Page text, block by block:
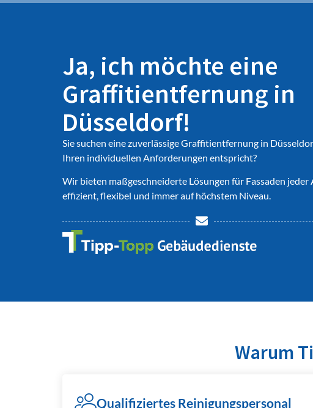
Ja, ich möchte eine
Graffitientfernung in
Düsseldorf!
Sie suchen eine zuverlässige Graffitientfernung in
Ihren individuellen Anforderungen entspricht?
Wir bieten maßgeschneiderte Lösungen für Fassaden jeder
effizient, flexibel und immer auf höchstem Niveau.
Warum
Qualifiziertes Reinigungspersonal